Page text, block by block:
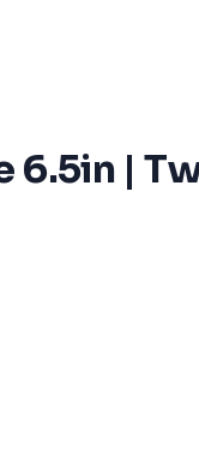
6.5in |